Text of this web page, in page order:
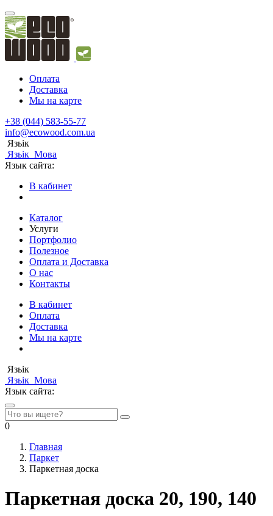
Оплата
Доставка
Мы на карте
+38 (044) 583-55-77
info@ecowood.com.ua
Язьік
Язьік Мова
Язык сайта:
В кабинет
Каталог
Услуги
Портфолио
Полезное
Оплата и Доставка
О нас
Контакты
В кабинет
Оплата
Доставка
Мы на карте
Язьік
Язьік Мова
Язык сайта:
0
Главная
Паркет
Паркетная доска
Паркетная доска 20, 190, 140